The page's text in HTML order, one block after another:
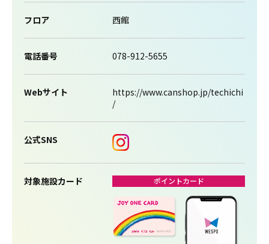
フロア 西館
電話番号 078-912-5655
Webサイト
https://www.canshop.jp/techichi
/
公式SNS
対象施設カード ポイントカード